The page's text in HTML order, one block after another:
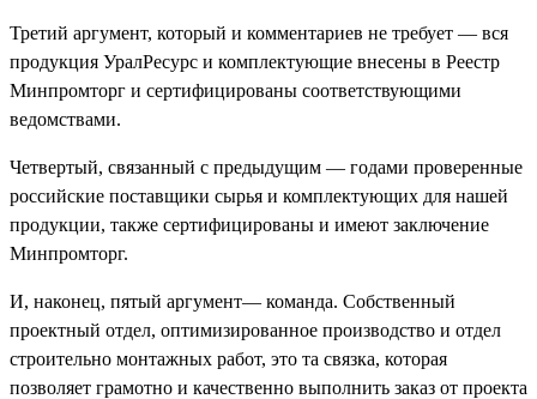
Третий аргумент, который и комментариев не требует — вся
продукция УралРесурс и комплектующие внесены в Реестр
Минпромторг и сертифицированы соответствующими
ведомствами.
Четвертый, связанный с предыдущим — годами проверенные
российские поставщики сырья и комплектующих для нашей
продукции, также сертифицированы и имеют заключение
Минпромторг.
И, наконец, пятый аргумент— команда. Собственный
проектный отдел, оптимизированное производство и отдел
строительно монтажных работ, это та связка, которая
позволяет грамотно и качественно выполнить заказ от проекта